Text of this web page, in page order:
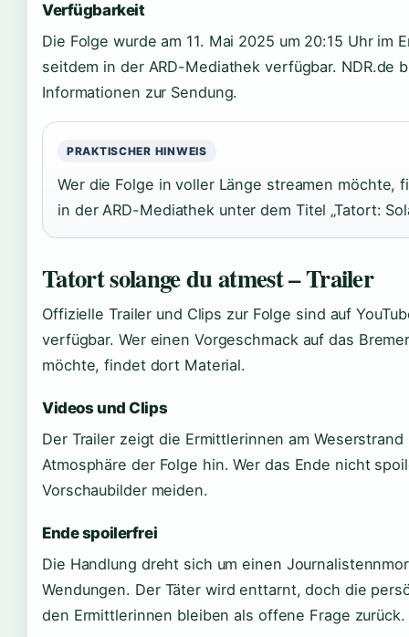
Verfügbarkeit
Die Folge wurde am 11. Mai 2025 um 20:15 Uhr im
seitdem in der ARD-Mediathek verfügbar. NDR.de
Informationen zur Sendung.
PRAKTISCHER HINWEIS
Wer die Folge in voller Länge streamen möchte,
in der ARD-Mediathek unter dem Titel „Tatort:
Tatort solange du atmest – Trailer
Offizielle Trailer und Clips zur Folge sind auf
verfügbar. Wer einen Vorgeschmack auf das
möchte, findet dort Material.
Videos und Clips
Der Trailer zeigt die Ermittlerinnen am
Atmosphäre der Folge hin. Wer das Ende nicht
Vorschaubilder meiden.
Ende spoilerfrei
Die Handlung dreht sich um einen
Wendungen. Der Täter wird enttarnt, doch die
den Ermittlerinnen bleiben als offene Frage zurück.